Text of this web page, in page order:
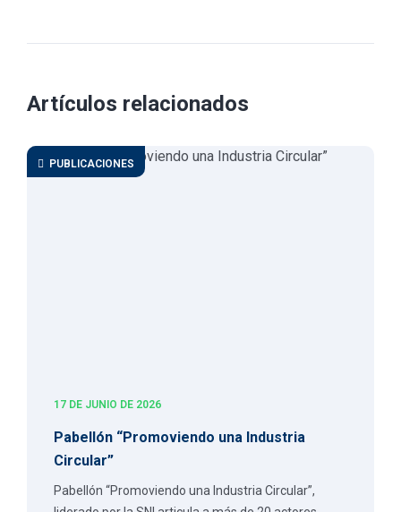
Artículos relacionados
PUBLICACIONES
17 DE JUNIO DE 2026
Pabellón “Promoviendo una Industria
Circular”
Pabellón “Promoviendo una Industria Circular”,